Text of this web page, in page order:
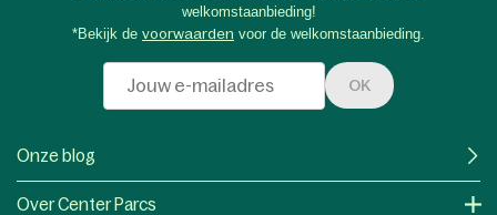
welkomstaanbieding!
*Bekijk de voorwaarden voor de welkomstaanbieding.
OK
Onze blog
Over Center Parcs